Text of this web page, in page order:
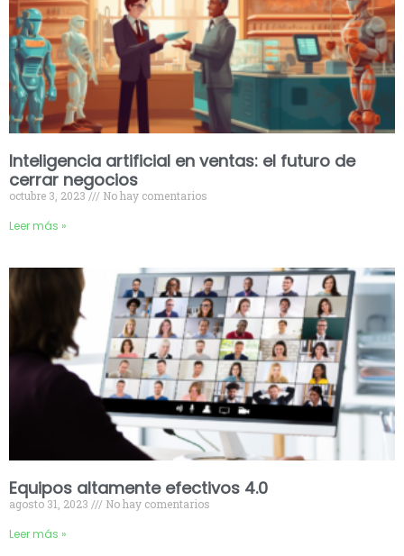
Inteligencia artificial en ventas: el futuro de
cerrar negocios
octubre 3, 2023 No hay comentarios
Leer más »
Equipos altamente efectivos 4.0
agosto 31, 2023 No hay comentarios
Leer más »